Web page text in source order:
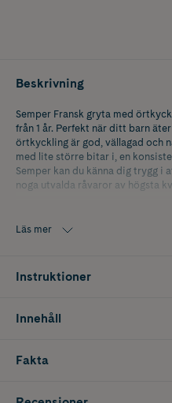
Beskrivning
Semper Fransk gryta med
från 1 år. Perfekt när ditt barn
örtkyckling är god, vällagad och
med lite större bitar i, en
Semper kan du känna dig trygg i
noga utvalda råvaror av högsta
Läs mer
Instruktioner
Innehåll
Fakta